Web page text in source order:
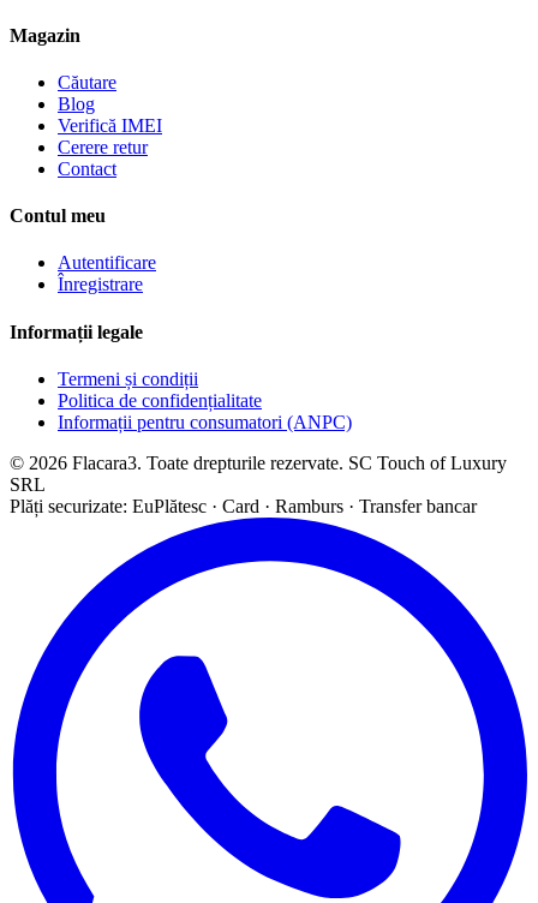
Magazin
Căutare
Blog
Verifică IMEI
Cerere retur
Contact
Contul meu
Autentificare
Înregistrare
Informații legale
Termeni și condiții
Politica de confidențialitate
Informații pentru consumatori (ANPC)
© 2026 Flacara3. Toate drepturile rezervate. SC Touch of Luxury
SRL
Plăți securizate: EuPlătesc · Card · Ramburs · Transfer bancar